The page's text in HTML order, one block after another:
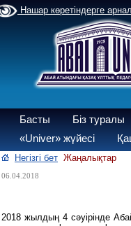
Нашар көретіндерге
Басты Біз туралы
«Univer» жүйесі
Негізгі бет Жаңалықтар
06.04.2018
2018 жылдың 4 сәуірінде